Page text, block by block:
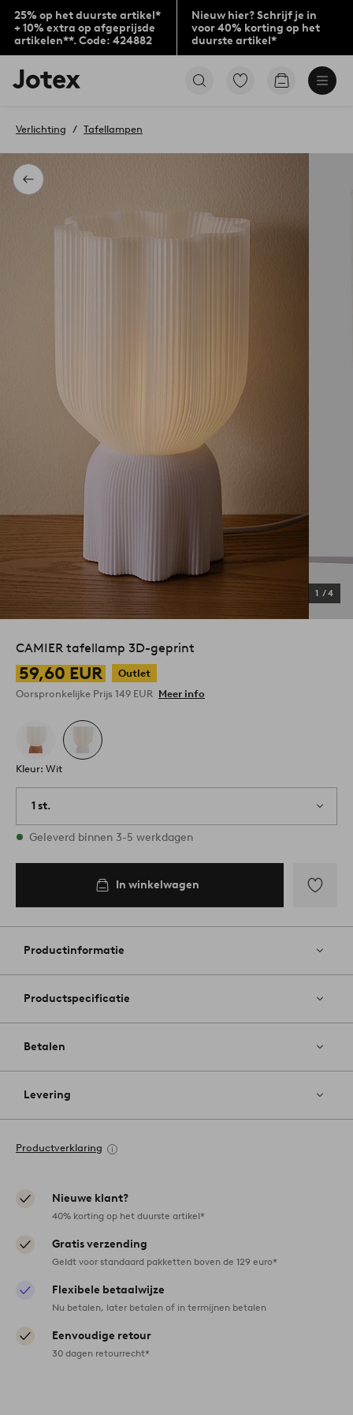
25% op het duurste artikel*
+ 10% extra op afgeprijsde
artikelen**. Code: 424882
Nieuw hier? Schrijf je in
voor 40% korting op het
duurste artikel*
Jotex
logo
to
home
page
Ga
Go
Terug
Verlichting Tafellampen
1 /4
CAMIER tafellamp 3D-geprint
59,60 EUR
Outlet
Oorspronkelijke Prijs 149 EUR Meer info
Kleur: Wit
1 st.
Op voorraad
Geleverd binnen 3-5 werkdagen
In winkelwagen
aan
Productinformatie
Productspecificatie
Betalen
Levering
Productverklaring
Nieuwe klant?
40% korting op het duurste artikel*
Gratis verzending
Geldt voor standaard pakketten boven de 129 euro*
Flexibele betaalwijze
Nu betalen, later betalen of in termijnen betalen
Eenvoudige retour
30 dagen retourrecht*